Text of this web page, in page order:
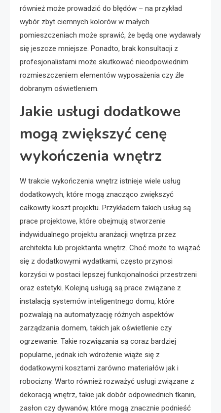
również może prowadzić do błędów – na przykład
wybór zbyt ciemnych kolorów w małych
pomieszczeniach może sprawić, że będą one wydawały
się jeszcze mniejsze. Ponadto, brak konsultacji z
profesjonalistami może skutkować nieodpowiednim
rozmieszczeniem elementów wyposażenia czy źle
dobranym oświetleniem.
Jakie usługi dodatkowe
mogą zwiększyć cenę
wykończenia wnętrz
W trakcie wykończenia wnętrz istnieje wiele usług
dodatkowych, które mogą znacząco zwiększyć
całkowity koszt projektu. Przykładem takich usług są
prace projektowe, które obejmują stworzenie
indywidualnego projektu aranżacji wnętrza przez
architekta lub projektanta wnętrz. Choć może to wiązać
się z dodatkowymi wydatkami, często przynosi
korzyści w postaci lepszej funkcjonalności przestrzeni
oraz estetyki. Kolejną usługą są prace związane z
instalacją systemów inteligentnego domu, które
pozwalają na automatyzację różnych aspektów
zarządzania domem, takich jak oświetlenie czy
ogrzewanie. Takie rozwiązania są coraz bardziej
popularne, jednak ich wdrożenie wiąże się z
dodatkowymi kosztami zarówno materiałów jak i
robocizny. Warto również rozważyć usługi związane z
dekoracją wnętrz, takie jak dobór odpowiednich tkanin,
zasłon czy dywanów, które mogą znacznie podnieść